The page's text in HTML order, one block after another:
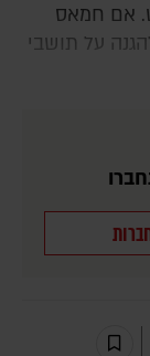
אם חמאס
על תושבי